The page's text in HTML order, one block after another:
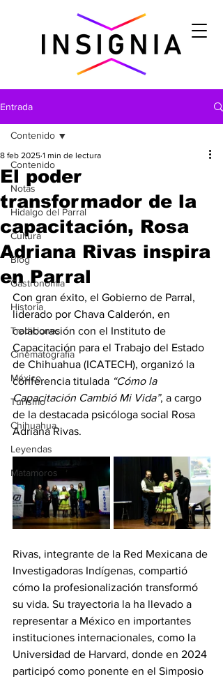
Entrada
Contenido
Notas
Hidalgo del Parral
Cultura
Blog
Gastronomìa
Historia
Tradiciones
Cinematografía
México
Turismo
Chihuahua
Leyendas
Matamoros
Contenido
El poder
transformador de la
capacitación, Rosa
Adriana Rivas inspira
en Parral
8 feb 2025 1 min de lectura
Con gran éxito, el Gobierno de Parral,
liderado por Chava Calderón, en
colaboración con el Instituto de
Capacitación para el Trabajo del Estado
de Chihuahua (ICATECH), organizó la
conferencia titulada “Cómo la
Capacitación Cambió Mi Vida”, a cargo
de la destacada psicóloga social Rosa
Adriana Rivas.
Rivas, integrante de la Red Mexicana de
Investigadoras Indígenas, compartió
cómo la profesionalización transformó
su vida. Su trayectoria la ha llevado a
representar a México en importantes
instituciones internacionales, como la
Universidad de Harvard, donde en 2024
participó como ponente en el Simposio